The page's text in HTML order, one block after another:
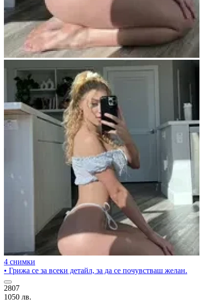
4 снимки
• Грижа се за всеки детайл, за да се почувстваш желан.
2807
1050 лв.